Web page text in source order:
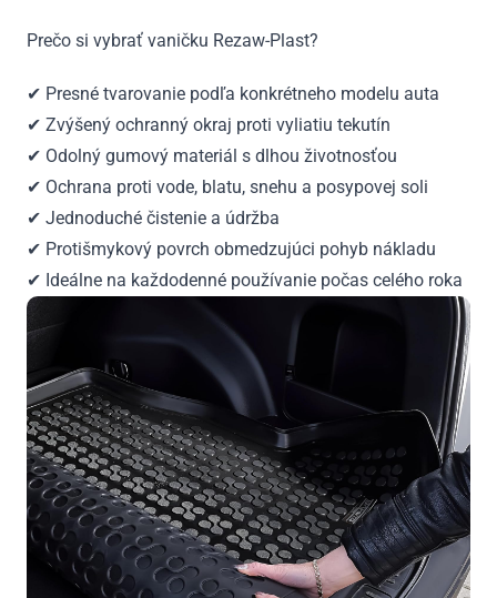
Prečo si vybrať vaničku Rezaw-Plast?
✔ Presné tvarovanie podľa konkrétneho modelu auta
✔ Zvýšený ochranný okraj proti vyliatiu tekutín
✔ Odolný gumový materiál s dlhou životnosťou
✔ Ochrana proti vode, blatu, snehu a posypovej soli
✔ Jednoduché čistenie a údržba
✔ Protišmykový povrch obmedzujúci pohyb nákladu
✔ Ideálne na každodenné používanie počas celého roka